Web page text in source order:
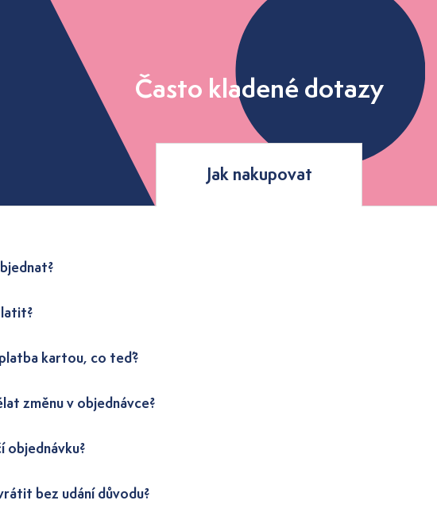
Často kladené dotazy
Jak nakupovat
kartou, co teď?
změnu v objednávce?
objednávku?
bez udání důvodu?